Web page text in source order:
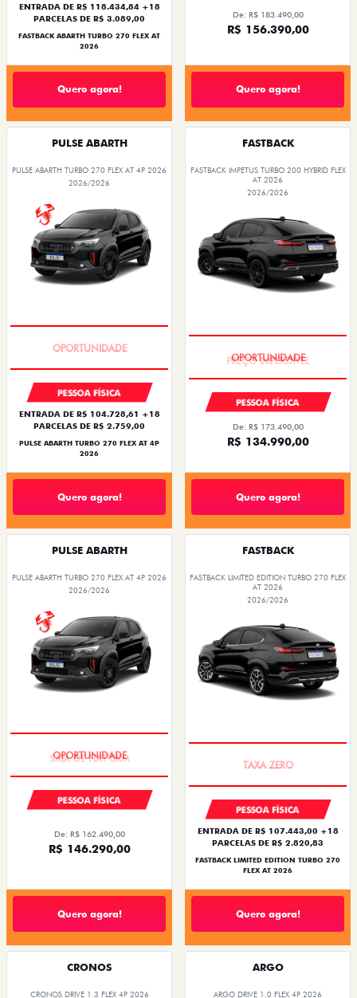
ENTRADA DE R$ 118.434,84 +18
PARCELAS DE R$ 3.089,00
FASTBACK ABARTH TURBO 270 FLEX AT
2026
Quero agora!
De: R$ 183.490,00
R$ 156.390,00
Quero agora!
PULSE ABARTH
PULSE ABARTH TURBO 270 FLEX AT 4P 2026
2026/2026
PESSOA FÍSICA
ENTRADA DE R$ 104.728,61 +18
PARCELAS DE R$ 2.759,00
PULSE ABARTH TURBO 270 FLEX AT 4P
2026
Quero agora!
FASTBACK
FASTBACK IMPETUS TURBO 200 HYBRID FLEX
AT 2026
2026/2026
PESSOA FÍSICA
De: R$ 173.490,00
R$ 134.990,00
Quero agora!
PULSE ABARTH
PULSE ABARTH TURBO 270 FLEX AT 4P 2026
2026/2026
PESSOA FÍSICA
De: R$ 162.490,00
R$ 146.290,00
Quero agora!
FASTBACK
FASTBACK LIMITED EDITION TURBO 270 FLEX
AT 2026
2026/2026
PESSOA FÍSICA
ENTRADA DE R$ 107.443,00 +18
PARCELAS DE R$ 2.820,83
FASTBACK LIMITED EDITION TURBO 270
FLEX AT 2026
Quero agora!
CRONOS
CRONOS DRIVE 1.3 FLEX 4P 2026
ARGO
ARGO DRIVE 1.0 FLEX 4P 2026